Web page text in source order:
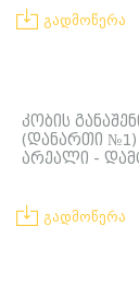
გადმოწერა
კობის
(დანართი №1)
არეალი -
გადმოწერა